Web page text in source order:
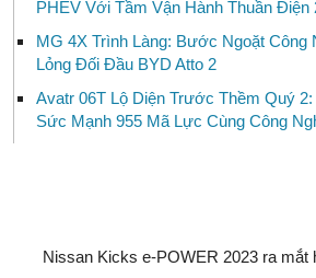
PHEV Với Tầm Vận Hành Thuần Điện
MG 4X Trình Làng: Bước Ngoặt Công
Lỏng Đối Đầu BYD Atto 2
Avatr 06T Lộ Diện Trước Thềm Quý
Sức Mạnh 955 Mã Lực Cùng Công
Nissan Kicks e-POWER 2023 ra mắt